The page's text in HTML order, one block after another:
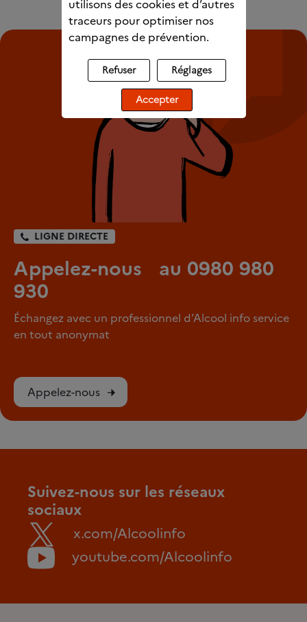
LIGNE DIRECTE
Appelez-nous au 0980 980
930
Échangez avec un professionnel d’Alcool info service
en tout anonymat
Appelez-nous
Suivez-nous sur les réseaux
sociaux
x.com/Alcoolinfo
youtube.com/Alcoolinfo
utilisons des cookies et d’autres
traceurs pour optimiser nos
campagnes de prévention.
Refuser Réglages
Accepter